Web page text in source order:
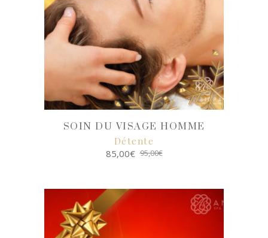
SOIN DU VISAGE HOMME
Détente
85,00€ 95,00€
SELECT